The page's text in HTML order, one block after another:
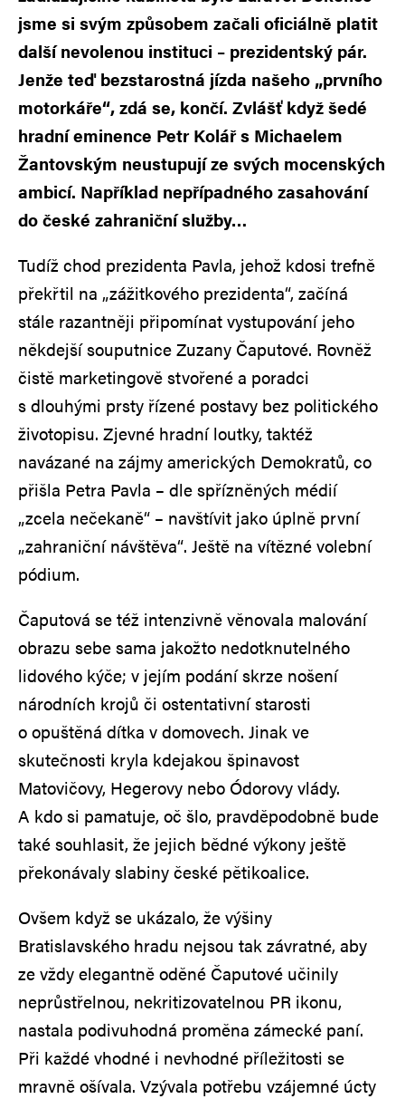
jsme si svým způsobem začali oficiálně platit
další nevolenou instituci – prezidentský pár.
Jenže teď bezstarostná jízda našeho „prvního
motorkáře“, zdá se, končí. Zvlášť když šedé
hradní eminence Petr Kolář s Michaelem
Žantovským neustupují ze svých mocenských
ambicí. Například nepřípadného zasahování
do české zahraniční služby…
Tudíž chod prezidenta Pavla, jehož kdosi trefně
překřtil na „zážitkového prezidenta“, začíná
stále razantněji připomínat vystupování jeho
někdejší souputnice Zuzany Čaputové. Rovněž
čistě marketingově stvořené a poradci
s dlouhými prsty řízené postavy bez politického
životopisu. Zjevné hradní loutky, taktéž
navázané na zájmy amerických Demokratů, co
přišla Petra Pavla – dle spřízněných médií
„zcela nečekaně“ – navštívit jako úplně první
„zahraniční návštěva“. Ještě na vítězné volební
pódium.
Čaputová se též intenzivně věnovala malování
obrazu sebe sama jakožto nedotknutelného
lidového kýče; v jejím podání skrze nošení
národních krojů či ostentativní starosti
o opuštěná dítka v domovech. Jinak ve
skutečnosti kryla kdejakou špinavost
Matovičovy, Hegerovy nebo Ódorovy vlády.
A kdo si pamatuje, oč šlo, pravděpodobně bude
také souhlasit, že jejich bědné výkony ještě
překonávaly slabiny české pětikoalice.
Ovšem když se ukázalo, že výšiny
Bratislavského hradu nejsou tak závratné, aby
ze vždy elegantně oděné Čaputové učinily
neprůstřelnou, nekritizovatelnou PR ikonu,
nastala podivuhodná proměna zámecké paní.
Při každé vhodné i nevhodné příležitosti se
mravně ošívala. Vzývala potřebu vzájemné úcty